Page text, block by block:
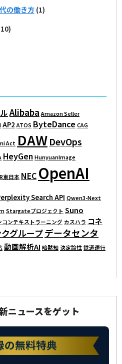
の働き方(1)
Alibaba Amazon Seller
AP2 ATOS ByteDance CAG
Act DAWDevOps
HeyGen HunyuanImage
東日本 NEC OpenAI
Search API Qwen3-Next
Stargateプロジェクト Suno
コンテキストラーニング カスハラ コネ
グループデータセンタ
動画解析AI 暗黙知 決定論性 鉄道運行
ニュースをゲット